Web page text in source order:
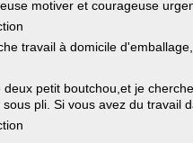
motiver et courageuse
travail à domicile
petit boutchou,et je
pli. Si vous avez du travail